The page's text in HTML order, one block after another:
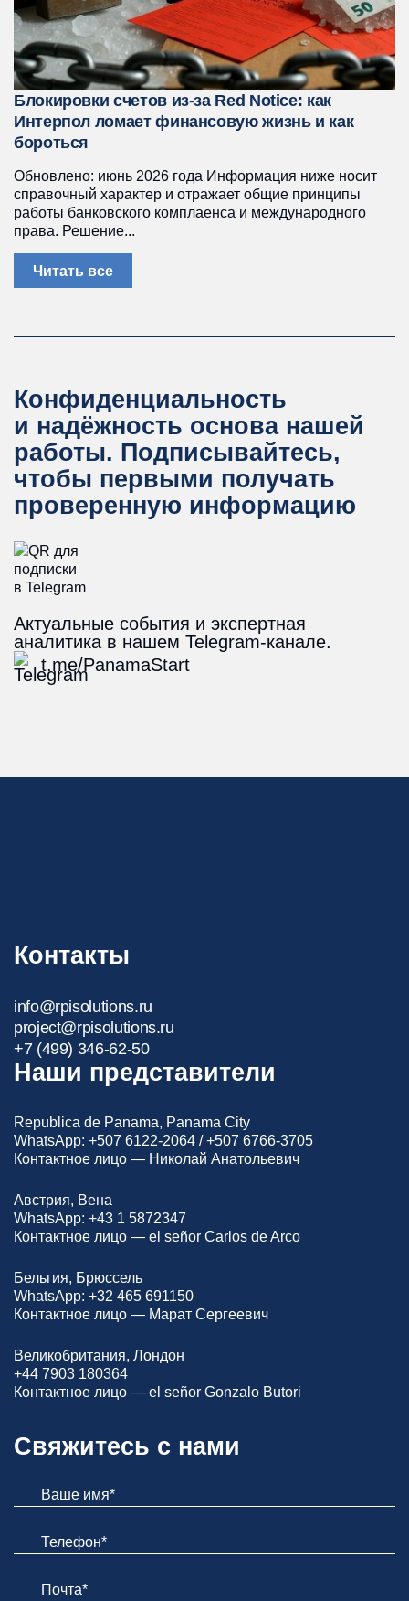
Блокировки счетов из-за Red Notice: как
Интерпол ломает финансовую жизнь и как
бороться
Обновлено: июнь 2026 года Информация ниже носит
справочный характер и отражает общие принципы
работы банковского комплаенса и международного
права. Решение...
Читать все
Конфиденциальность
и надёжность основа нашей
работы. Подписывайтесь,
чтобы первыми получать
проверенную информацию
Актуальные события и экспертная
аналитика в нашем Telegram-канале.
t.me/PanamaStart
Свяжитесь с нами
Контакты
info@rpisolutions.ru
project@rpisolutions.ru
+7 (499) 346-62-50
Наши представители
Republica de Panama, Panama City
WhatsApp: +507 6122-2064 /+507 6766-3705
Контактное лицо — Николай Анатольевич
Австрия, Вена
WhatsApp: +43 1 5872347
Контактное лицо — el señor Carlos de Arco
Бельгия, Брюссель
WhatsApp: +32 465 691150
Контактное лицо — Марат Сергеевич
Великобритания, Лондон
+44 7903 180364
Контактное лицо — el señor Gonzalo Butori